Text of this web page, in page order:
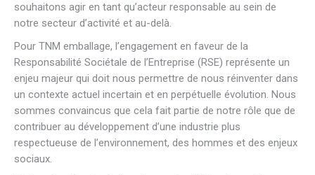
souhaitons agir en tant qu’acteur responsable au sein de
notre secteur d’activité et au-delà.
Pour TNM emballage, l’engagement en faveur de la
Responsabilité Sociétale de l’Entreprise (RSE) représente un
enjeu majeur qui doit nous permettre de nous réinventer dans
un contexte actuel incertain et en perpétuelle évolution. Nous
sommes convaincus que cela fait partie de notre rôle que de
contribuer au développement d’une industrie plus
respectueuse de l’environnement, des hommes et des enjeux
sociaux.